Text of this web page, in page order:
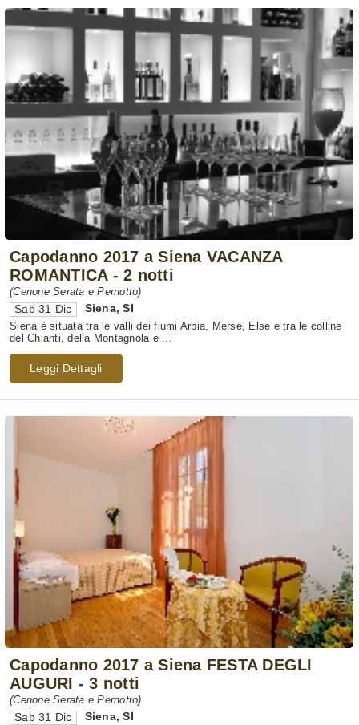
Capodanno 2017 a Siena VACANZA
ROMANTICA - 2 notti
(Cenone Serata e Pernotto)
Sab 31 Dic Siena,SI
Siena è situata tra le valli dei fiumi Arbia, Merse, Else e tra le colline
del Chianti, della Montagnola e ...
Leggi Dettagli
Capodanno 2017 a Siena FESTA DEGLI
AUGURI - 3 notti
(Cenone Serata e Pernotto)
Sab 31 Dic Siena,SI